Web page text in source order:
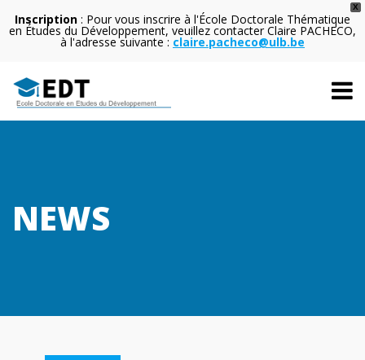
X
Inscription : Pour vous inscrire à l'École Doctorale Thématique
en Études du Développement, veuillez contacter Claire PACHECO,
à l'adresse suivante : claire.pacheco@ulb.be
NEWS